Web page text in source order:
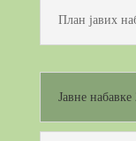
План јавих
Јавне